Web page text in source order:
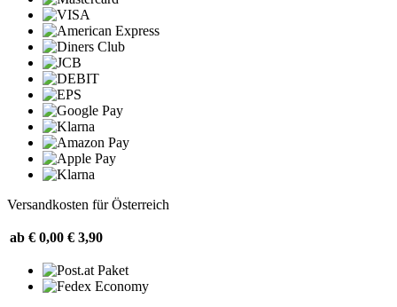
Versandkosten für Österreich
ab € 0,00 € 3,90